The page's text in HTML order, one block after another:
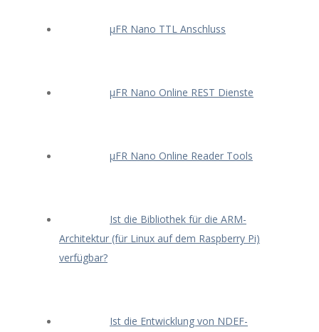
μFR Nano TTL Anschluss
μFR Nano Online REST Dienste
μFR Nano Online Reader Tools
Ist die Bibliothek für die ARM-
Architektur (für Linux auf dem Raspberry Pi)
verfügbar?
Ist die Entwicklung von NDEF-